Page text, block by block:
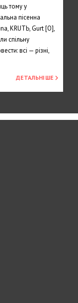
тому у
пісенна
KRUTЬ, Gurt [O],
спільну
всі — різні,
ДЕТАЛЬНІШЕ